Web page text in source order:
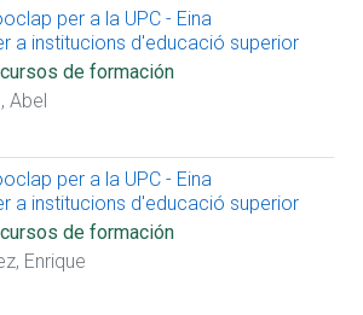
per a la UPC - Eina
a institucions d'educació superior
de formación
Abel
per a la UPC - Eina
a institucions d'educació superior
de formación
Enrique